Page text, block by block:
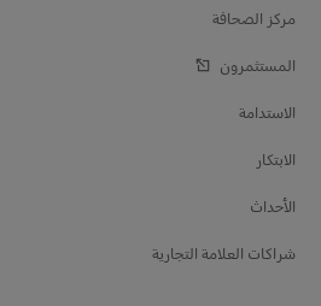
مركز الصحافة
المستثمرون
الاستدامة
الابتكار
الأحداث
شراكات العلامة التجارية